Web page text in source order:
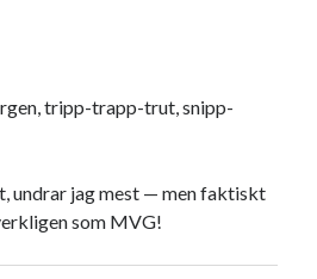
tripp-trapp-trut, snipp-
undrar jag mest — men faktiskt
som MVG!